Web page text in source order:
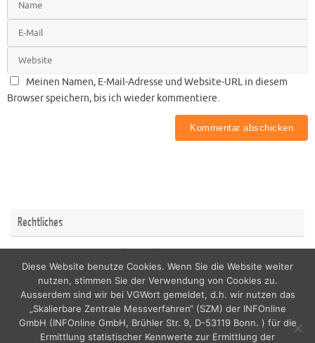
Meinen Namen, E-Mail-Adresse und Website-URL in diesem
Browser speichern, bis ich wieder kommentiere.
Rechtliches
Impressum Datenschutzerklärung
copyright by nordicfamily
Diese Website benutze Cookies. Wenn Sie die Website weiter
nutzen, stimmen Sie der Verwendung von Cookies zu.
Ausserdem sind wir bei VGWort gemeldet, d.h. wir nutzen das
„Skalierbare Zentrale Messverfahren“ (SZM) der INFOnline
GmbH (INFOnline GmbH, Brühler Str. 9, D-53119 Bonn. ) für die
Ermittlung statistischer Kennwerte zur Ermittlung der